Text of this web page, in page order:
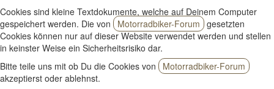
Cookies sind kleine Textdokumente, welche auf Deinem Computer
gespeichert werden. Die von
Motorradbiker-Forum gesetzten
Cookies können nur auf dieser Website verwendet werden und stellen
in keinster Weise ein Sicherheitsrisiko dar.
Bitte teile uns mit ob Du die Cookies von
Motorradbiker-Forum
akzeptierst oder ablehnst.